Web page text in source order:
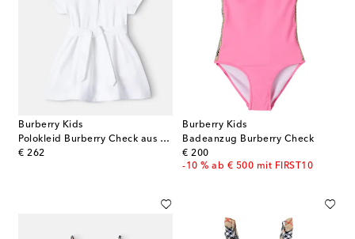
Burberry Kids
Polokleid Burberry Check aus Baumwolle
€ 262
original price
Burberry Kids
Badeanzug Burberry Check
€ 200
original price
-10 % ab € 500 mit FIRST10